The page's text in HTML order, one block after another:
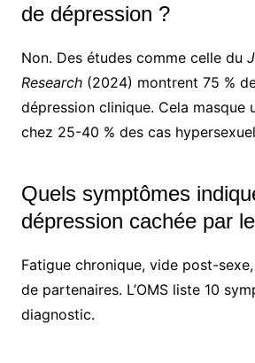
de dépression ?
Non. Des études comme celle du
Research(2024) montrent 75 %
dépression clinique. Cela masque
chez 25-40 % des cas
Quels symptômes
dépression cachée par
Fatigue chronique, vide post-
de partenaires. L’OMS liste 10
diagnostic.